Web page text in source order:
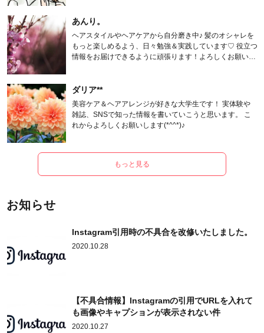
あんり。
ヘアスタイルやヘアケアから自分磨き中♪ 髪のオシャレを
もっと楽しめるよう、日々勉強＆実践しています♡ 役立つ
情報をお届けできるように頑張ります！よろしくお願いし
ダリア**
美容ケア＆ヘアアレンジが好きな大学生です！ 実体験や
雑誌、SNSで知った情報を書いていこうと思います。 こ
れからよろしくお願いします(*^^*)♪
もっと見る
お知らせ
Instagram引用時の不具合を改修いたしました。
2020.10.28
【不具合情報】Instagramの引用でURLを入れて
も画像やキャプションが表示されない件
2020.10.27